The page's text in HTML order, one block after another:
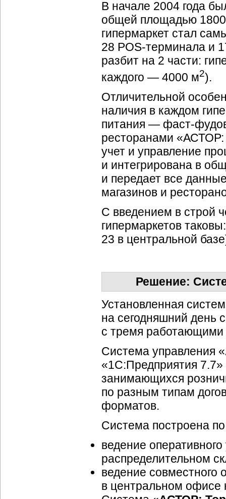
В начале 2004 года
общей площадью
гипермаркет стал
28 POS-терминала и
разбит на 2 части:
каждого — 4000 м2).
Отличительной
наличия в каждом
питания — фаст-
ресторанами «АСТОР:
учет и управление
и интегрирована в
и передает все
магазинов и
С введением в строй
гипермаркетов
23 в центральной
Решение:
Установленная
на сегодняшний день
с тремя работающими
Система управления «
«1С:Предприятия 7.7»
занимающихся
по разным типам
форматов.
Система построена
ведение
распределительном
ведение совместного
в центральном офисе